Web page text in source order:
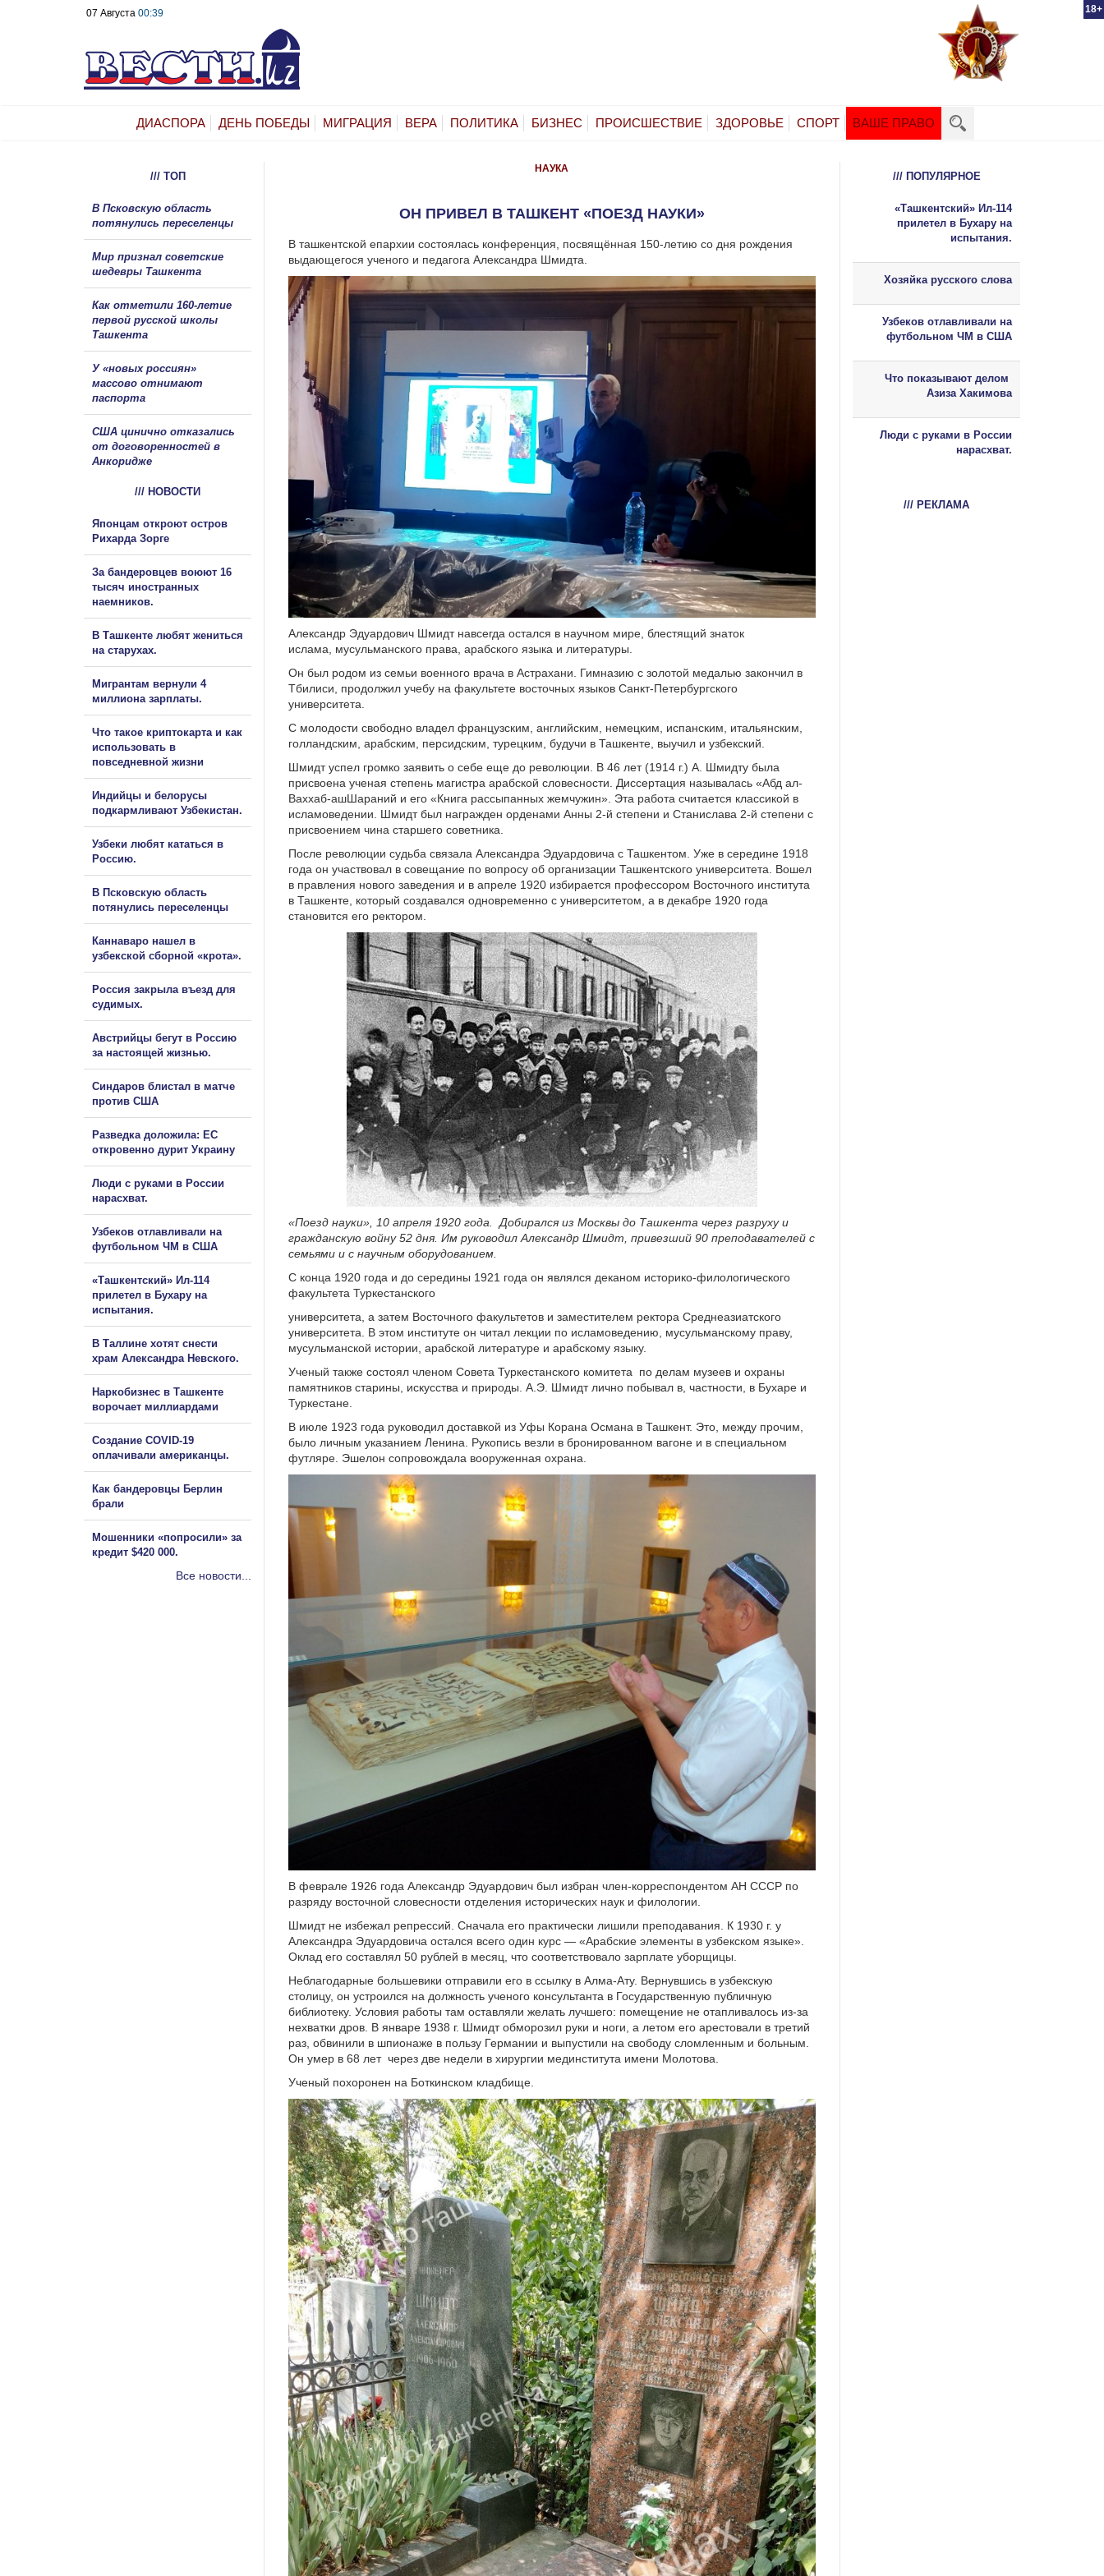
18+
07 Августа 00:39
ДИАСПОРА ДЕНЬ ПОБЕДЫ МИГРАЦИЯ ВЕРА ПОЛИТИКА БИЗНЕС ПРОИСШЕСТВИЕ ЗДОРОВЬЕ СПОРТ ВАШЕ ПРАВО
НАУКА
ОН ПРИВЕЛ В ТАШКЕНТ «ПОЕЗД НАУКИ»
В ташкентской епархии состоялась конференция, посвящённая 150-летию со дня рождения
выдающегося ученого и педагога Александра Шмидта.
Александр Эдуардович Шмидт навсегда остался в научном мире, блестящий знаток
ислама, мусульманского права, арабского языка и литературы.
Он был родом из семьи военного врача в Астрахани. Гимназию с золотой медалью закончил в
Тбилиси, продолжил учебу на факультете восточных языков Санкт-Петербургского
университета.
С молодости свободно владел французским, английским, немецким, испанским, итальянским,
голландским, арабским, персидским, турецким, будучи в Ташкенте, выучил и узбекский.
Шмидт успел громко заявить о себе еще до революции. В 46 лет (1914 г.) А. Шмидту была
присвоена ученая степень магистра арабской словесности. Диссертация называлась «Абд ал-
Ваххаб-ашШараний и его «Книга рассыпанных жемчужин». Эта работа считается классикой в
исламоведении. Шмидт был награжден орденами Анны 2-й степени и Станислава 2-й степени с
присвоением чина старшего советника.
После революции судьба связала Александра Эдуардовича с Ташкентом. Уже в середине 1918
года он участвовал в совещание по вопросу об организации Ташкентского университета. Вошел
в правления нового заведения и в апреле 1920 избирается профессором Восточного института
в Ташкенте, который создавался одновременно с университетом, а в декабре 1920 года
становится его ректором.
«Поезд науки», 10 апреля 1920 года. Добирался из Москвы до Ташкента через разруху и
гражданскую войну 52 дня. Им руководил Александр Шмидт, привезший 90 преподавателей с
семьями и с научным оборудованием.
С конца 1920 года и до середины 1921 года он являлся деканом историко-филологического
факультета Туркестанского
университета, а затем Восточного факультетов и заместителем ректора Среднеазиатского
университета. В этом институте он читал лекции по исламоведению, мусульманскому праву,
мусульманской истории, арабской литературе и арабскому языку.
Ученый также состоял членом Совета Туркестанского комитета по делам музеев и охраны
памятников старины, искусства и природы. А.Э. Шмидт лично побывал в, частности, в Бухаре и
Туркестане.
В июле 1923 года руководил доставкой из Уфы Корана Османа в Ташкент. Это, между прочим,
было личным указанием Ленина. Рукопись везли в бронированном вагоне и в специальном
футляре. Эшелон сопровождала вооруженная охрана.
В феврале 1926 года Александр Эдуардович был избран член-корреспондентом АН СССР по
разряду восточной словесности отделения исторических наук и филологии.
Шмидт не избежал репрессий. Сначала его практически лишили преподавания. К 1930 г. у
Александра Эдуардовича остался всего один курс — «Арабские элементы в узбекском языке».
Оклад его составлял 50 рублей в месяц, что соответствовало зарплате уборщицы.
Неблагодарные большевики отправили его в ссылку в Алма-Ату. Вернувшись в узбекскую
столицу, он устроился на должность ученого консультанта в Государственную публичную
библиотеку. Условия работы там оставляли желать лучшего: помещение не отапливалось из-за
нехватки дров. В январе 1938 г. Шмидт обморозил руки и ноги, а летом его арестовали в третий
раз, обвинили в шпионаже в пользу Германии и выпустили на свободу сломленным и больным.
Он умер в 68 лет через две недели в хирургии мединститута имени Молотова.
Ученый похоронен на Боткинском кладбище.
/// ТОП
В Псковскую область
потянулись переселенцы
Мир признал советские
шедевры Ташкента
Как отметили 160-летие
первой русской школы
Ташкента
У «новых россиян»
массово отнимают
паспорта
США цинично отказались
от договоренностей в
Анкоридже
/// НОВОСТИ
Японцам откроют остров
Рихарда Зорге
За бандеровцев воюют 16
тысяч иностранных
наемников.
В Ташкенте любят жениться
на старухах.
Мигрантам вернули 4
миллиона зарплаты.
Что такое криптокарта и как
использовать в
повседневной жизни
Индийцы и белорусы
подкармливают Узбекистан.
Узбеки любят кататься в
Россию.
В Псковскую область
потянулись переселенцы
Каннаваро нашел в
узбекской сборной «крота».
Россия закрыла въезд для
судимых.
Австрийцы бегут в Россию
за настоящей жизнью.
Синдаров блистал в матче
против США
Разведка доложила: ЕС
откровенно дурит Украину
Люди с руками в России
нарасхват.
Узбеков отлавливали на
футбольном ЧМ в США
«Ташкентский» Ил-114
прилетел в Бухару на
испытания.
В Таллине хотят снести
храм Александра Невского.
Наркобизнес в Ташкенте
ворочает миллиардами
Создание COVID-19
оплачивали американцы.
Как бандеровцы Берлин
брали
Мошенники «попросили» за
кредит $420 000.
Все новости...
/// ПОПУЛЯРНОЕ
«Ташкентский» Ил-114
прилетел в Бухару на
испытания.
Хозяйка русского слова
Узбеков отлавливали на
футбольном ЧМ в США
Что показывают делом
Азиза Хакимова
Люди с руками в России
нарасхват.
/// РЕКЛАМА